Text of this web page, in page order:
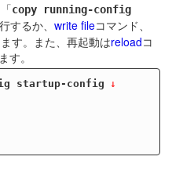
copy running-config
するか、 write fileコマンド、
す。また、再起動はreloadコ
す。
startup-config